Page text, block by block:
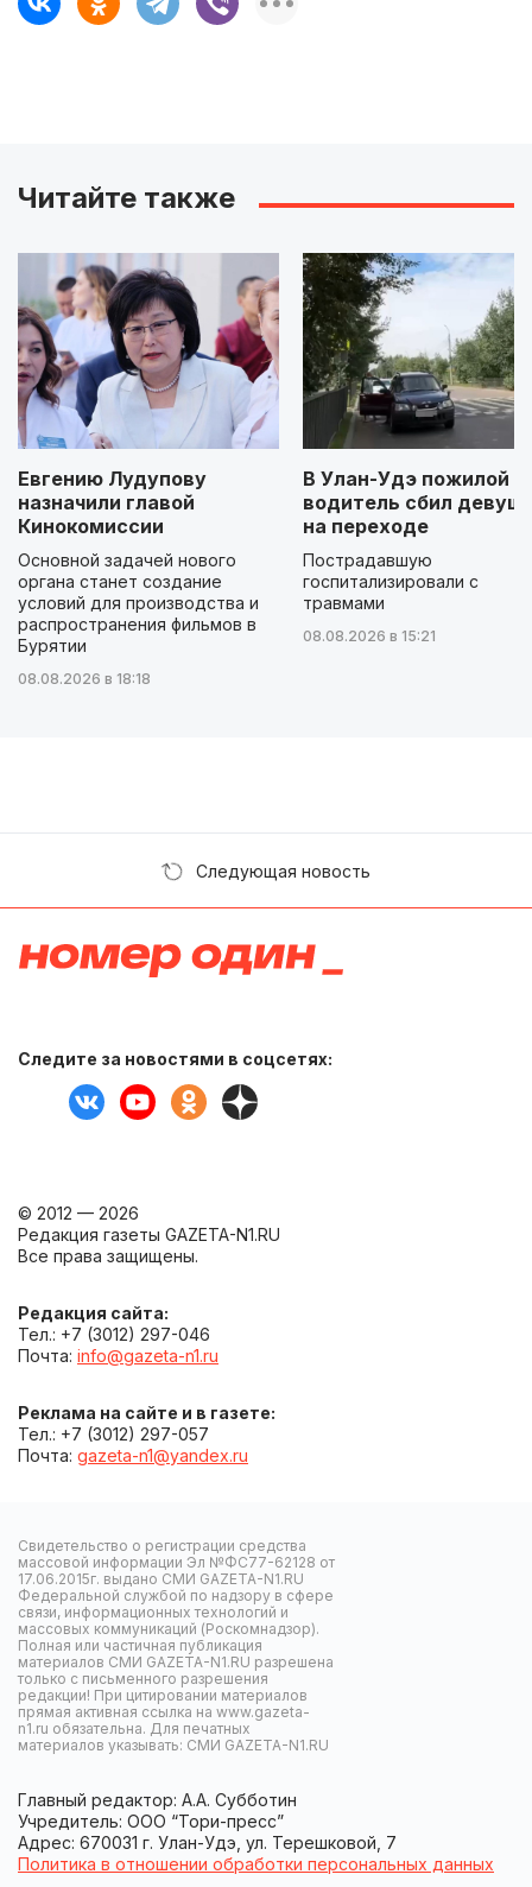
Читайте также
Евгению Лудупову
назначили главой
Кинокомиссии
Основной задачей нового
органа станет создание
условий для производства и
распространения фильмов в
Бурятии
08.08.2026 в 18:18
В Улан-Удэ пожилой
водитель сбил
на переходе
Пострадавшую
госпитализировали с
травмами
08.08.2026 в 15:21
Следующая новость
Следите за новостями в соцсетях:
© 2012 — 2026
Редакция газеты GAZETA-N1.RU
Все права защищены.
Редакция сайта:
Тел.: +7 (3012) 297-046
Почта: info@gazeta-n1.ru
Реклама на сайте и в газете:
Тел.: +7 (3012) 297-057
Почта: gazeta-n1@yandex.ru
Свидетельство о регистрации средства
массовой информации Эл №ФС77-62128 от
17.06.2015г. выдано СМИ GAZETA-N1.RU
Федеральной службой по надзору в сфере
связи, информационных технологий и
массовых коммуникаций (Роскомнадзор).
Полная или частичная публикация
материалов СМИ GAZETA-N1.RU разрешена
только с письменного разрешения
редакции! При цитировании материалов
прямая активная ссылка на www.gazeta-
n1.ru обязательна. Для печатных
материалов указывать: СМИ GAZETA-N1.RU
Главный редактор: А.А. Субботин
Учредитель: ООО “Тори-пресс”
Адрес: 670031 г. Улан-Удэ, ул. Терешковой, 7
Политика в отношении обработки персональных данных